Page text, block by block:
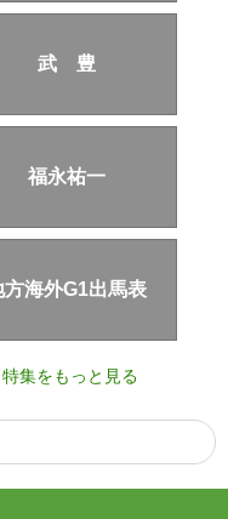
武 豊
福永祐一
方海外G1出馬表
特集をもっと見る